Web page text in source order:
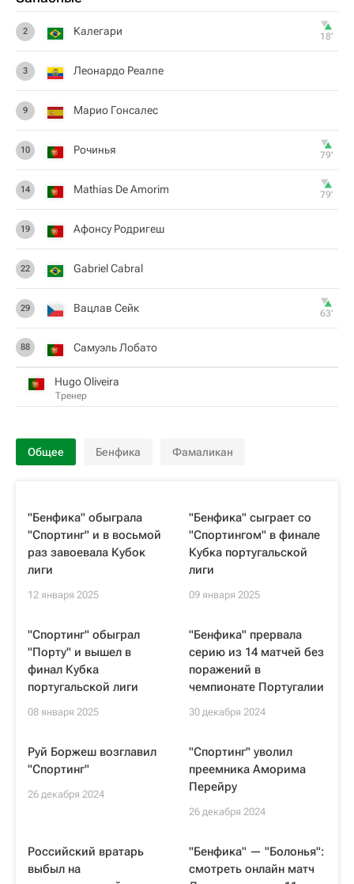
2 Калегари 18‎’‎
3 Леонардо Реалпе
9 Марио Гонсалес
10 Рочинья 79‎’‎
14 Mathias De Amorim 79‎’‎
19 Афонсу Родригеш
22 Gabriel Cabral
29 Вацлав Сейк 63‎’‎
88 Самуэль Лобато
Hugo Oliveira
Тренер
Общее Бенфика Фамаликан
"Бенфика" обыграла
"Спортинг" и в восьмой
раз завоевала Кубок
лиги
12 января 2025
"Бенфика" сыграет со
"Спортингом" в финале
Кубка португальской
лиги
09 января 2025
"Спортинг" обыграл
"Порту" и вышел в
финал Кубка
португальской лиги
08 января 2025
"Бенфика" прервала
серию из 14 матчей без
поражений в
чемпионате Португалии
30 декабря 2024
Руй Боржеш возглавил
"Спортинг"
26 декабря 2024
"Спортинг" уволил
преемника Аморима
Перейру
26 декабря 2024
Российский вратарь
выбыл на
"Бенфика" — "Болонья":
смотреть онлайн матч